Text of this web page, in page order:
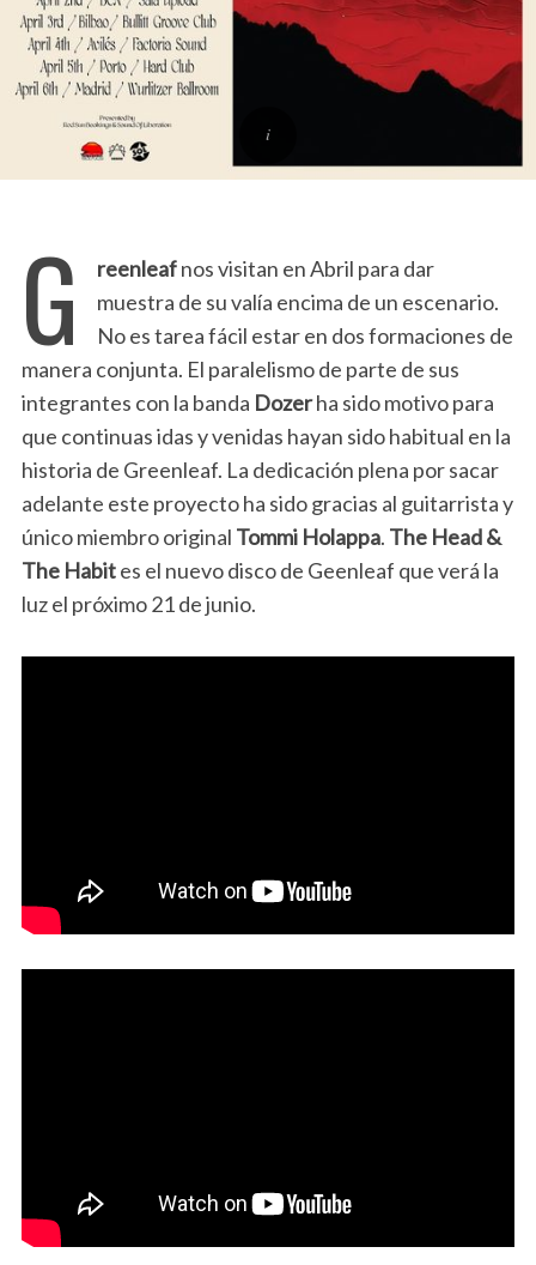
G reenleafnos visitan en Abril para dar
muestra de su valía encima de un escenario.
No es tarea fácil estar en dos formaciones de
manera conjunta. El paralelismo de parte de sus
integrantes con la banda Dozerha sido motivo para
que continuas idas y venidas hayan sido habitual en la
historia de Greenleaf. La dedicación plena por sacar
adelante este proyecto ha sido gracias al guitarrista y
único miembro original Tommi Holappa. The Head &
The Habites el nuevo disco de Geenleaf que verá la
luz el próximo 21 de junio.